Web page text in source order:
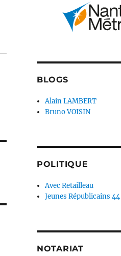
BLOGS
Alain LAMBERT
Bruno VOISIN
POLITIQUE
Avec Retailleau
Jeunes Républicains 44
NOTARIAT